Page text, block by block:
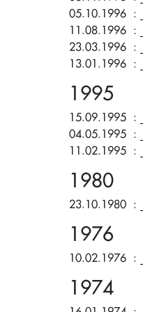
05.10.1996 :
11.08.1996 :
23.03.1996 :
13.01.1996 :
1995
15.09.1995 :
04.05.1995 :
11.02.1995 :
1980
23.10.1980 :
1976
10.02.1976 :
1974